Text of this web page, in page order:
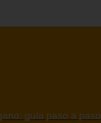
amarillo: conocelas